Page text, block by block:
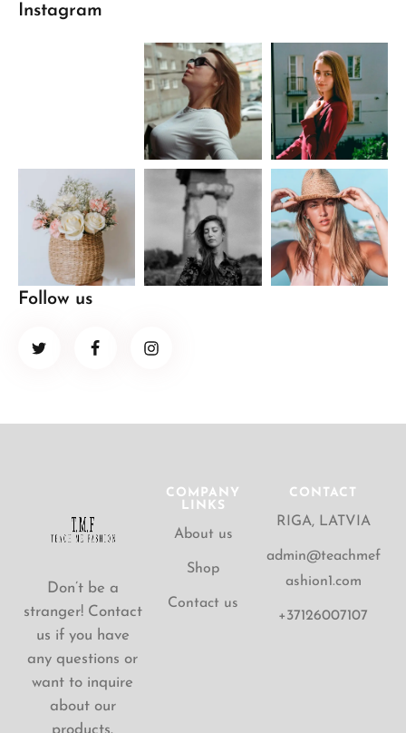
Instagram
Follow us
Don’t be a
stranger! Contact
us if you have
any questions or
want to inquire
about our
COMPANY
LINKS
About us
Shop
Contact us
CONTACT
RIGA, LATVIA
admin@teachmef
ashion1.com
+37126007107